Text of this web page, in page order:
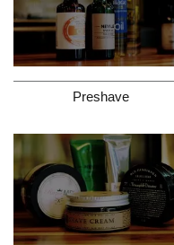
Preshave